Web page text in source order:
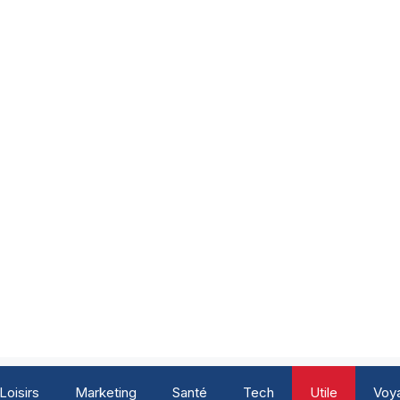
Loisirs Marketing Santé Tech Utile